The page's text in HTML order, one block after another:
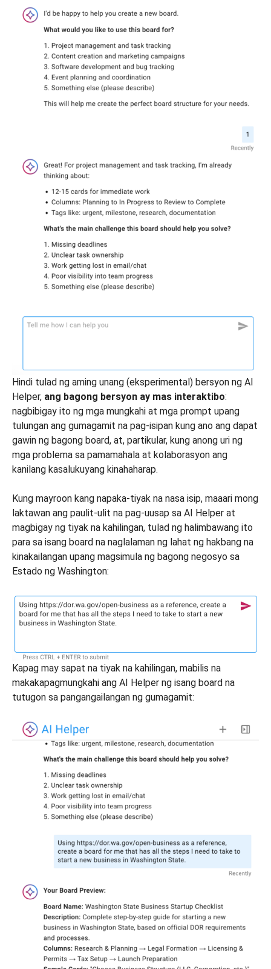
Hindi tulad ng aming unang (eksperimental) bersyon ng AI
Helper, ang bagong bersyon ay mas interaktibo:
nagbibigay ito ng mga mungkahi at mga prompt upang
tulungan ang gumagamit na pag-isipan kung ano ang dapat
gawin ng bagong board, at, partikular, kung anong uri ng
mga problema sa pamamahala at kolaborasyon ang
kanilang kasalukuyang kinahaharap.
Kung mayroon kang napaka-tiyak na nasa isip, maaari mong
laktawan ang paulit-ulit na pag-uusap sa AI Helper at
magbigay ng tiyak na kahilingan, tulad ng halimbawang ito
para sa isang board na naglalaman ng lahat ng hakbang na
kinakailangan upang magsimula ng bagong negosyo sa
Estado ng Washington:
Kapag may sapat na tiyak na kahilingan, mabilis na
makakapagmungkahi ang AI Helper ng isang board na
tutugon sa pangangailangan ng gumagamit: